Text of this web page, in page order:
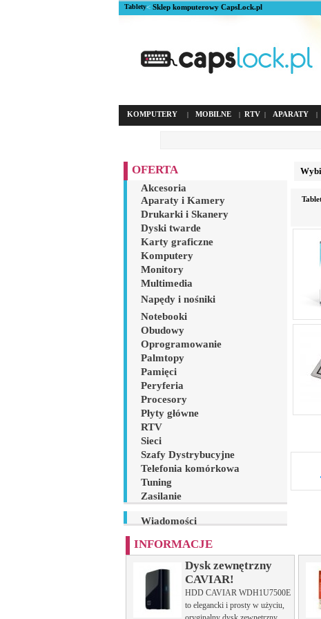
Tablety< Sklep komputerowy CapsLock.pl
KOMPUTERY | MOBILNE | RTV | APARATY |
OFERTA
Akcesoria
Aparaty i Kamery
Drukarki i Skanery
Dyski twarde
Karty graficzne
Komputery
Monitory
Multimedia
Napędy i nośniki
Notebooki
Obudowy
Oprogramowanie
Palmtopy
Pamięci
Peryferia
Procesory
Płyty główne
RTV
Sieci
Szafy Dystrybucyjne
Telefonia komórkowa
Tuning
Zasilanie
Wiadomości
INFORMACJE
Dysk zewnętrzny
CAVIAR!
HDD CAVIAR WDH1U7500E
to elegancki i prosty w użyciu,